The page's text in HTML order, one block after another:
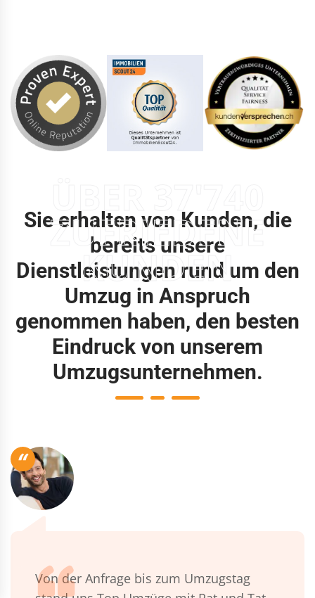
ZUFRIEDENE
KUNDEN
Sie erhalten von Kunden, die
bereits unsere
Dienstleistungen rund um den
Umzug in Anspruch
genommen haben, den besten
Eindruck von unserem
Umzugsunternehmen.
“
Von der Anfrage bis zum Umzugstag